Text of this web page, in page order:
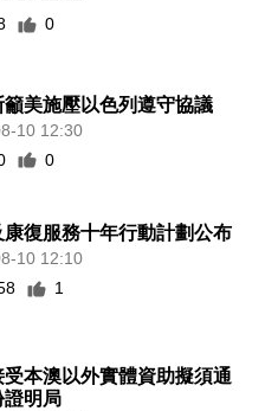
0
籲美施壓以色列遵守協議
10 12:30
0
康復服務十年行動計劃公布
10 12:10
1
受本澳以外實體資助擬須通
證明局